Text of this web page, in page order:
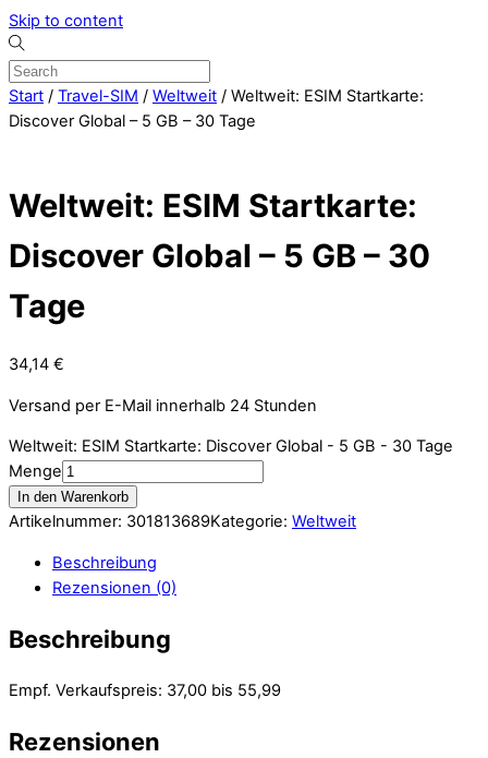
Skip to content
Start / Travel-SIM / Weltweit / Weltweit: ESIM Startkarte:
Discover Global – 5 GB – 30 Tage
Weltweit: ESIM Startkarte:
Discover Global – 5 GB – 30
Tage
34,14 €
Versand per E-Mail innerhalb 24 Stunden
Weltweit: ESIM Startkarte: Discover Global - 5 GB - 30 Tage
Menge
In den Warenkorb
Artikelnummer: 301813689Kategorie: Weltweit
Beschreibung
Rezensionen (0)
Beschreibung
Empf. Verkaufspreis: 37,00 bis 55,99
Rezensionen